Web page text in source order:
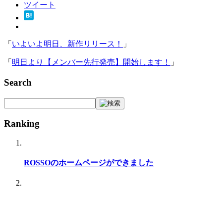
ツイート
「 いよいよ明日、新作リリース！ 」
「 明日より【メンバー先行発売】開始します！ 」
Search
Ranking
ROSSOのホームページができました